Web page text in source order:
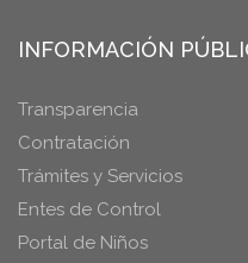
INFORMACIÓN
Transparencia
Contratación
Trámites y Servicios
Entes de Control
Portal de Niños